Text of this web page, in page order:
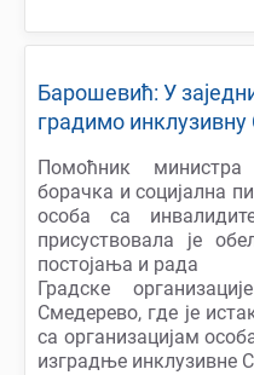
Барошевић: У
градимо инклузивну
Помоћник
борачка и социјална
особа са
присуствовала је
постојања и рада
Градске
Смедерево, где је
са организацијам
изградње инклузивне